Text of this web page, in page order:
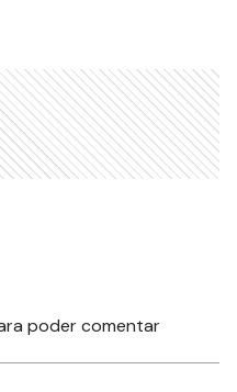
poder comentar